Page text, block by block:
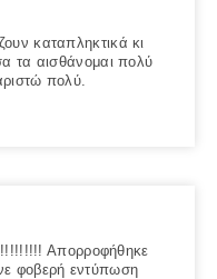
καταπληκτικά κι
τα αισθάνομαι πολύ
πολύ.
Απορροφήθηκε
φοβερή εντύπωση